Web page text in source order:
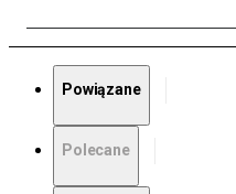
Powiązane
Polecane